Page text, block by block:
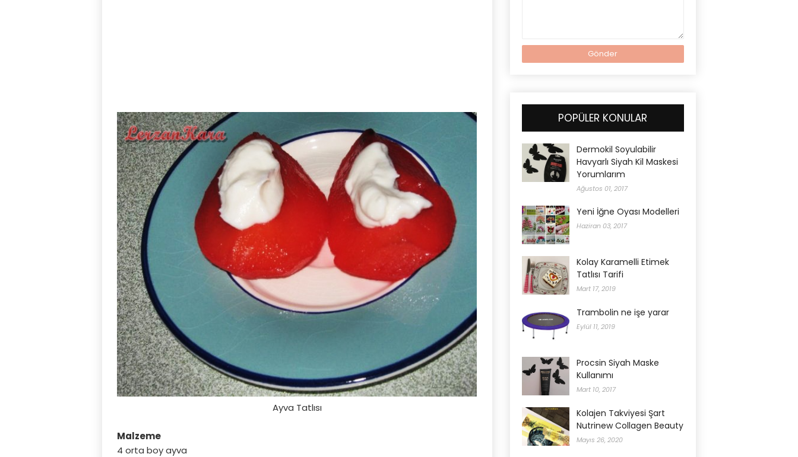
Ayva Tatlısı
Malzeme
4 orta boy ayva
POPÜLER KONULAR
Dermokil Soyulabilir
Havyarlı Siyah Kil Maskesi
Yorumlarım
Ağustos 01, 2017
Yeni İğne Oyası Modelleri
Haziran 03, 2017
Kolay Karamelli Etimek
Tatlısı Tarifi
Mart 17, 2019
Trambolin ne işe yarar
Eylül 11, 2019
Procsin Siyah Maske
Kullanımı
Mart 10, 2017
Kolajen Takviyesi Şart
Nutrinew Collagen Beauty
Mayıs 26, 2020